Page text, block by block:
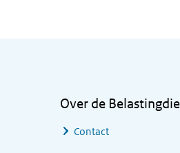
Over de
Contact